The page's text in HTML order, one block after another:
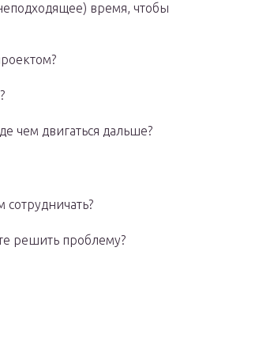
время, чтобы
чем двигаться дальше?
решить проблему?